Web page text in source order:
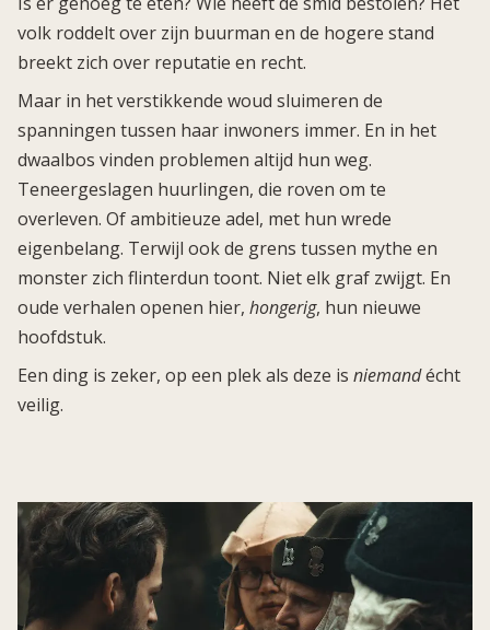
volk roddelt over zijn buurman en de hogere stand
breekt zich over reputatie en recht.
Maar in het verstikkende woud sluimeren de
spanningen tussen haar inwoners immer. En in het
dwaalbos vinden problemen altijd hun weg.
Teneergeslagen huurlingen, die roven om te
overleven. Of ambitieuze adel, met hun wrede
eigenbelang. Terwijl ook de grens tussen mythe en
monster zich flinterdun toont. Niet elk graf zwijgt. En
oude verhalen openen hier, hongerig, hun nieuwe
hoofdstuk.
Een ding is zeker, op een plek als deze is niemandécht
veilig.